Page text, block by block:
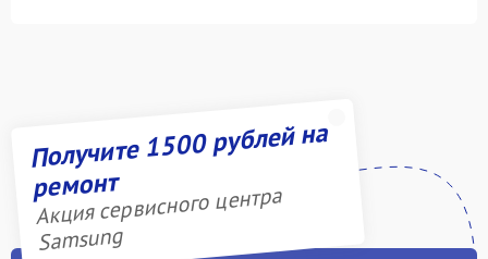
Получите 1500 рублей на
ремонт
Акция сервисного центра
Samsung